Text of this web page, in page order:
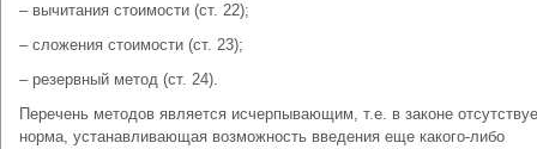
– вычитания стоимости (ст. 22);
– сложения стоимости (ст. 23);
– резервный метод (ст. 24).
Перечень методов является исчерпывающим, т.е. в законе
норма, устанавливающая возможность введения еще какого-либо